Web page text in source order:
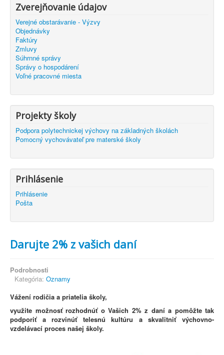
Zverejňovanie údajov
Verejné obstarávanie - Výzvy
Objednávky
Faktúry
Zmluvy
Súhrnné správy
Správy o hospodárení
Voľné pracovné miesta
Projekty školy
Podpora polytechnickej výchovy na základných školách
Pomocný vychovávateľ pre materské školy
Prihlásenie
Prihlásenie
Pošta
Darujte 2% z vašich daní
Podrobnosti
Kategória: Oznamy
Vážení rodičia a priatelia školy,
využite možnosť rozhodnúť o Vašich 2% z daní a pomôžte tak
podporiť a rozvinúť telesnú kultúru a skvalitniť výchovno-
vzdelávací proces našej školy.